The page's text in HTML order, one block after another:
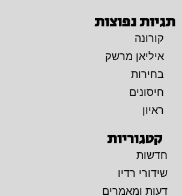
תגיות נפוצות
קורונה
איליאן מרשק
בחירות
חיסונים
ראיון
קטגוריות
חדשות
שידורי רדיו
דעות ומאמרים